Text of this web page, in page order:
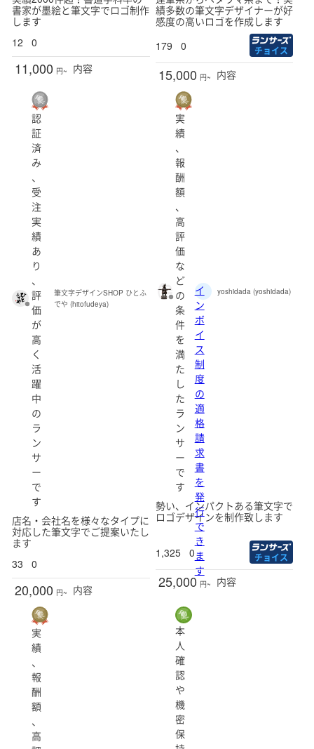
書家が墨絵と筆文字でロゴ制作
します
12
0
11,000 円~ 内容
績多数の筆文字デザイナーが好
感度の高いロゴを作成します
179
0 チョイス
15,000 円~ 内容
認
証
済
み
、
受
注
実
績
あ
り
、
評
価
が
高
く
活
躍
中
の
ラ
ン
サ
ー
で
す
筆文字デザインSHOP ひとふ
でや (hitofudeya)
店名・会社名を様々なタイプに
対応した筆文字でご提案いたし
ます
33
0
20,000 円~ 内容
実
績
、
報
酬
額
、
高
評
価
な
ど
の
条
件
を
満
た
し
た
ラ
ン
サ
ー
で
す
イ
ン
ボ
イ
ス
制
度
の
適
格
請
求
書
を
発
行
で
き
ま
す
yoshidada (yoshidada)
勢い、インパクトある筆文字で
ロゴデザインを制作致します
1,325 0 チョイス
25,000 円~ 内容
実
績
、
報
酬
額
、
高
本
人
確
認
や
機
密
保